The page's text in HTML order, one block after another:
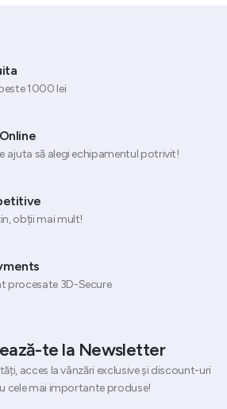
1000 lei
ajuta să alegi echipamentul potrivit!
obții mai mult!
procesate 3D-Secure
te la Newsletter
acces la vânzări exclusive și discount-uri
cele mai importante produse!